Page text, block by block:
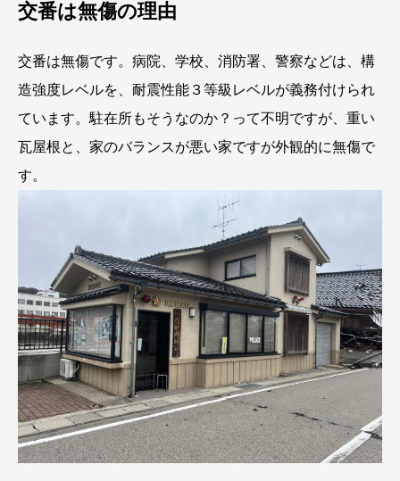
交番は無傷の理由
交番は無傷です。病院、学校、消防署、警察などは、構
造強度レベルを、耐震性能３等級レベルが義務付けられ
ています。駐在所もそうなのか？って不明ですが、重い
瓦屋根と、家のバランスが悪い家ですが外観的に無傷で
す。